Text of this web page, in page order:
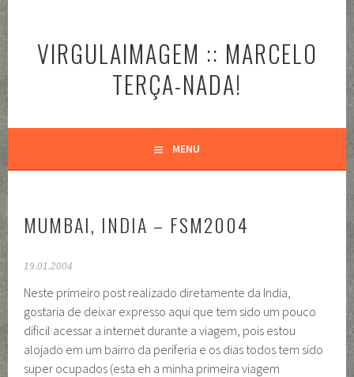
o
conteúdoVIRGULAIMAGEM :: MARCELO
TERÇA-NADA!
MENU
MUMBAI, INDIA – FSM2004
19.01.2004
Neste primeiro post realizado diretamente da India,
gostaria de deixar expresso aqui que tem sido um pouco
dificil acessar a internet durante a viagem, pois estou
alojado em um bairro da periferia e os dias todos tem sido
super ocupados (esta eh a minha primeira viagem